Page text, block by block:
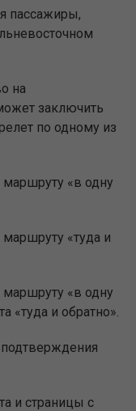
пассажиры,
на
заключить
по одному из
«в одну
«туда и
«в одну
«туда и обратно».
и страницы с